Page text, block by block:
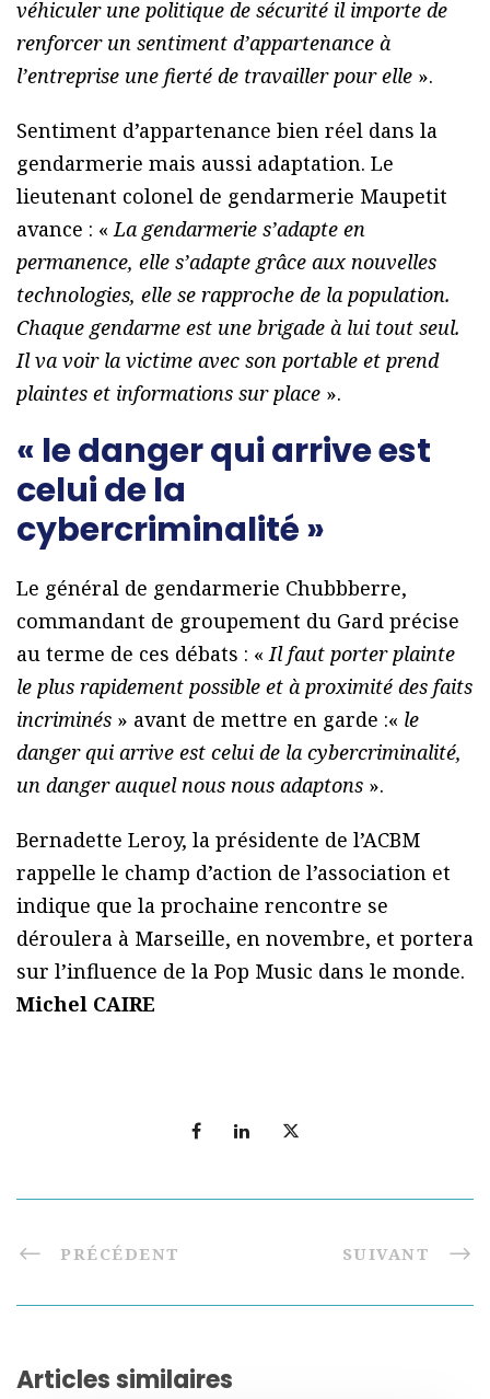
véhiculer une politique de sécurité il importe de
renforcer un sentiment d’appartenance à
l’entreprise une fierté de travailler pour elle ».
Sentiment d’appartenance bien réel dans la
gendarmerie mais aussi adaptation. Le
lieutenant colonel de gendarmerie Maupetit
avance : «La gendarmerie s’adapte en
permanence, elle s’adapte grâce aux nouvelles
technologies, elle se rapproche de la population.
Chaque gendarme est une brigade à lui tout seul.
Il va voir la victime avec son portable et prend
plaintes et informations sur place ».
« le danger qui arrive est
celui de la
cybercriminalité »
Le général de gendarmerie Chubbberre,
commandant de groupement du Gard précise
au terme de ces débats : «Il faut porter plainte
le plus rapidement possible et à proximité des faits
incriminés » avant de mettre en garde :« le
danger qui arrive est celui de la cybercriminalité,
un danger auquel nous nous adaptons ».
Bernadette Leroy, la présidente de l’ACBM
rappelle le champ d’action de l’association et
indique que la prochaine rencontre se
déroulera à Marseille, en novembre, et portera
sur l’influence de la Pop Music dans le monde.
Michel CAIRE
PRÉCÉDENT SUIVANT
Articles similaires